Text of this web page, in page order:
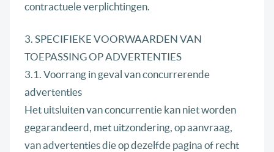
contractuele verplichtingen.
3. SPECIFIEKE VOORWAARDEN VAN
TOEPASSING OP ADVERTENTIES
3.1. Voorrang in geval van concurrerende
advertenties
Het uitsluiten van concurrentie kan niet worden
gegarandeerd, met uitzondering, op aanvraag,
van advertenties die op dezelfde pagina of recht